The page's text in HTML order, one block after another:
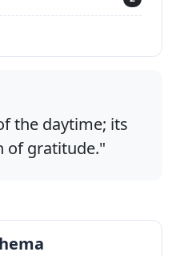
the daytime; its
of gratitude."